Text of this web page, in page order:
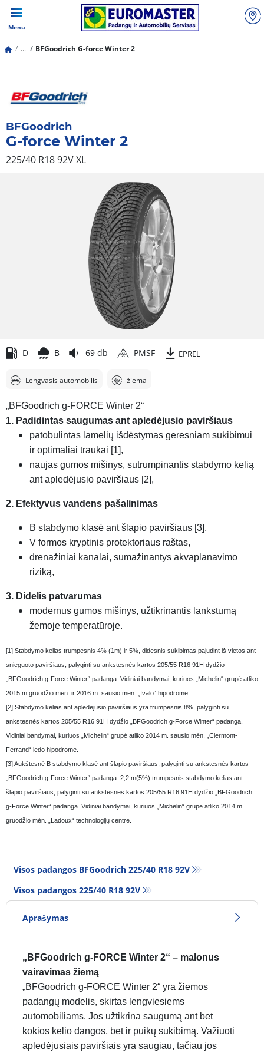
Menu
... BFGoodrich G-force Winter 2
BFGoodrich
G-force Winter 2
225/40 R18 92VXL
D B 69 db PMSF EPREL
Lengvasis automobilis žiema
„BFGoodrich g-FORCE Winter 2“
1. Padidintas saugumas ant apledėjusio paviršiaus
patobulintas lamelių išdėstymas geresniam sukibimui
ir optimaliai traukai [1],
naujas gumos mišinys, sutrumpinantis stabdymo kelią
ant apledėjusio paviršiaus [2],
2. Efektyvus vandens pašalinimas
B stabdymo klasė ant šlapio paviršiaus [3],
V formos kryptinis protektoriaus raštas,
drenažiniai kanalai, sumažinantys akvaplanavimo
riziką,
3. Didelis patvarumas
modernus gumos mišinys, užtikrinantis lankstumą
žemoje temperatūroje.
[1] Stabdymo kelias trumpesnis 4% (1m) ir 5%, didesnis sukibimas pajudint iš vietos ant
snieguoto paviršiaus, palyginti su ankstesnės kartos 205/55 R16 91H dydžio
„BFGoodrich g-Force Winter“ padanga. Vidiniai bandymai, kuriuos „Michelin“ grupė atliko
2015 m gruodžio mėn. ir 2016 m. sausio mėn. „Ivalo“ hipodrome.
[2] Stabdymo kelias ant apledėjusio paviršiaus yra trumpesnis 8%, palyginti su
ankstesnės kartos 205/55 R16 91H dydžio „BFGoodrich g-Force Winter“ padanga.
Vidiniai bandymai, kuriuos „Michelin“ grupė atliko 2014 m. sausio mėn. „Clermont-
Ferrand“ ledo hipodrome.
[3] Aukštesnė B stabdymo klasė ant šlapio paviršiaus, palyginti su ankstesnės kartos
„BFGoodrich g-Force Winter“ padanga. 2,2 m(5%) trumpesnis stabdymo kelias ant
šlapio paviršiaus, palyginti su ankstesnės kartos 205/55 R16 91H dydžio „BFGoodrich
g-Force Winter“ padanga. Vidiniai bandymai, kuriuos „Michelin“ grupė atliko 2014 m.
gruodžio mėn. „Ladoux“ technologijų centre.
Visos padangos BFGoodrich 225/40 R18 92V
Visos padangos‎ 225/40 R18 92V
Aprašymas
„BFGoodrich g-FORCE Winter 2“ – malonus
vairavimas žiemą
„BFGoodrich g-FORCE Winter 2“ yra žiemos
padangų modelis, skirtas lengviesiems
automobiliams. Jos užtikrina saugumą ant bet
kokios kelio dangos, bet ir puikų sukibimą. Važiuoti
apledėjusiais paviršiais yra saugiau, tačiau jos